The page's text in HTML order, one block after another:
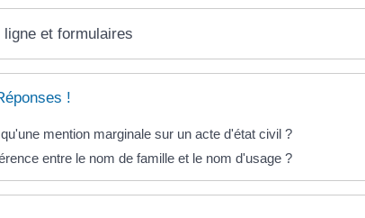
et formulaires
!
mention marginale sur un acte d'état civil ?
entre le nom de famille et le nom d'usage ?